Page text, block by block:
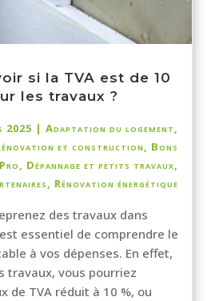
si la TVA est de 10
les travaux ?
2025 | Adaptation du logement,
rénovation et construction, Bons
, Dépannage et petits travaux,
, Rénovation énergétique
des travaux dans
essentiel de comprendre le
à vos dépenses. En effet,
travaux, vous pourriez
de TVA réduit à 10 %, ou